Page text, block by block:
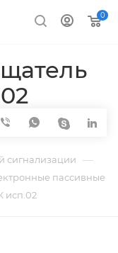
0
сигнализации —
пассивные
исп.02